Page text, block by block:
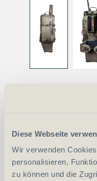
Diese Webseite
Wir verwenden
personalisieren,
zu können und die
Vorn Rucksack
CHF 439.00